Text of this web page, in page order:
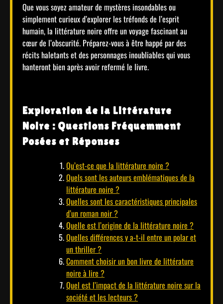
Que vous soyez amateur de mystères insondables ou
simplement curieux d’explorer les tréfonds de l’esprit
humain, la littérature noire offre un voyage fascinant au
cœur de l’obscurité. Préparez-vous à être happé par des
récits haletants et des personnages inoubliables qui vous
hanteront bien après avoir refermé le livre.
Exploration de la Littérature
Noire : Questions Fréquemment
Posées et Réponses
Qu’est-ce que la littérature noire ?
Quels sont les auteurs emblématiques de la
littérature noire ?
Quelles sont les caractéristiques principales
d’un roman noir ?
Quelle est l’origine de la littérature noire ?
Quelles différences y a-t-il entre un polar et
un thriller ?
Comment choisir un bon livre de littérature
noire à lire ?
Quel est l’impact de la littérature noire sur la
société et les lecteurs ?